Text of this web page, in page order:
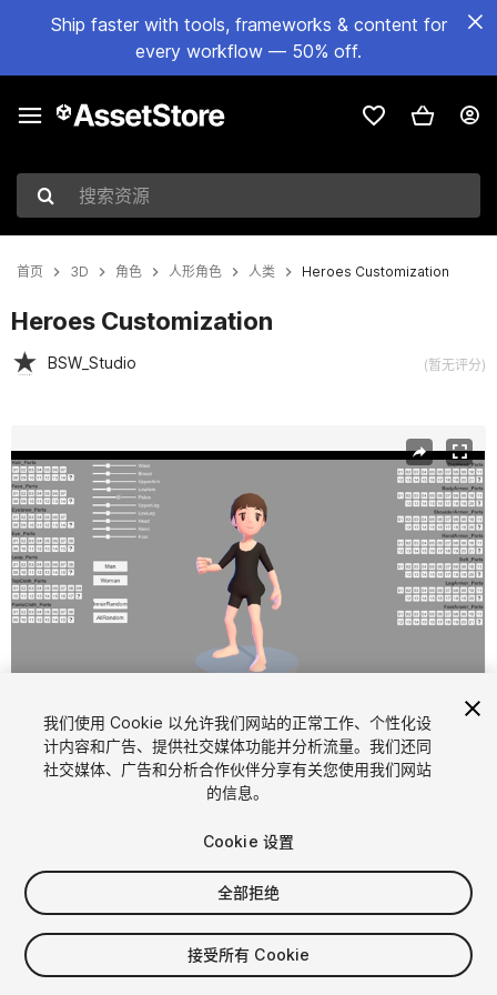
Ship faster with tools, frameworks & content for
every workflow — 50% off.
搜索资源
首页 3D 角色 人形角色 人类 Heroes Customization
Heroes Customization
BSW_Studio (暂无评分)
1/11
$99
增值税将在结算时计算
我们使用 Cookie 以允许我们网站的正常工作、个性化设
计内容和广告、提供社交媒体功能并分析流量。我们还同
社交媒体、广告和分析合作伙伴分享有关您使用我们网站
的信息。
Cookie 设置
全部拒绝
接受所有 Cookie